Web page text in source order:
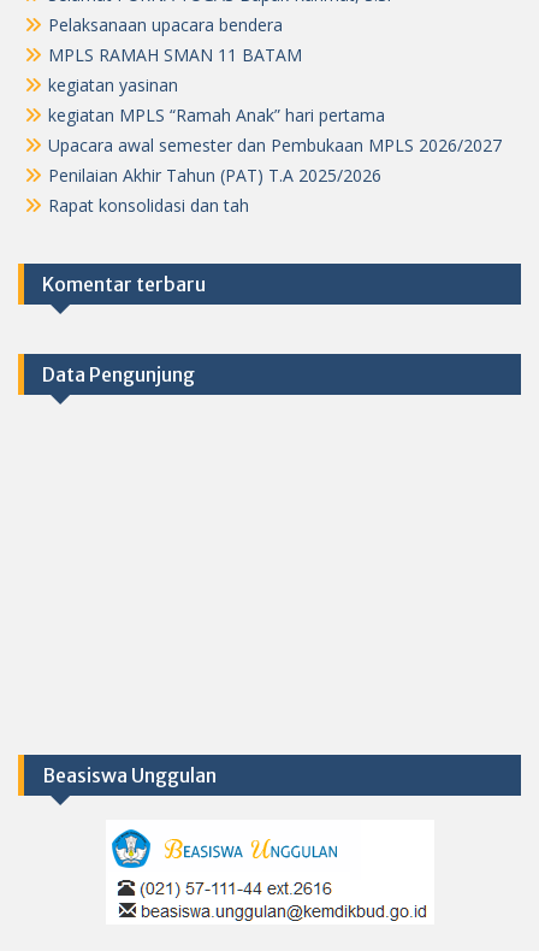
Pelaksanaan upacara bendera
MPLS RAMAH SMAN 11 BATAM
kegiatan yasinan
kegiatan MPLS “Ramah Anak” hari pertama
Upacara awal semester dan Pembukaan MPLS 2026/2027
Penilaian Akhir Tahun (PAT) T.A 2025/2026
Rapat konsolidasi dan tah
Komentar terbaru
Data Pengunjung
Beasiswa Unggulan